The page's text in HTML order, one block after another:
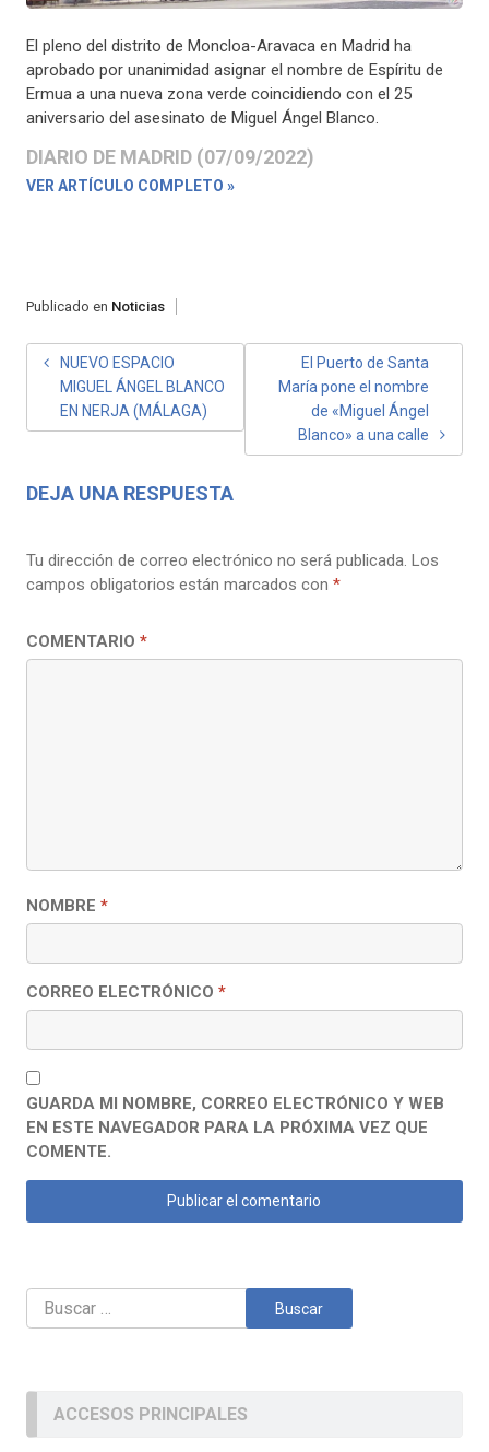
El pleno del distrito de Moncloa-Aravaca en Madrid ha
aprobado por unanimidad asignar el nombre de Espíritu de
Ermua a una nueva zona verde coincidiendo con el 25
aniversario del asesinato de Miguel Ángel Blanco.
DIARIO DE MADRID (07/09/2022)
VER ARTÍCULO COMPLETO »
Publicado en Noticias
NAVEGACIÓN
ENTRADAS
NUEVO ESPACIO
MIGUEL ÁNGEL BLANCO
EN NERJA (MÁLAGA)
El Puerto de Santa
María pone el nombre
de «Miguel Ángel
Blanco» a una calle
DEJA UNA RESPUESTA
Tu dirección de correo electrónico no será publicada. Los
campos obligatorios están marcados con *
COMENTARIO *
NOMBRE *
CORREO ELECTRÓNICO *
GUARDA MI NOMBRE, CORREO ELECTRÓNICO Y WEB
EN ESTE NAVEGADOR PARA LA PRÓXIMA VEZ QUE
COMENTE.
Buscar:
ACCESOS PRINCIPALES